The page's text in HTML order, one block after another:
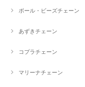
ボール・ビーズチェーン
あずきチェーン
コプラチェーン
マリーナチェーン